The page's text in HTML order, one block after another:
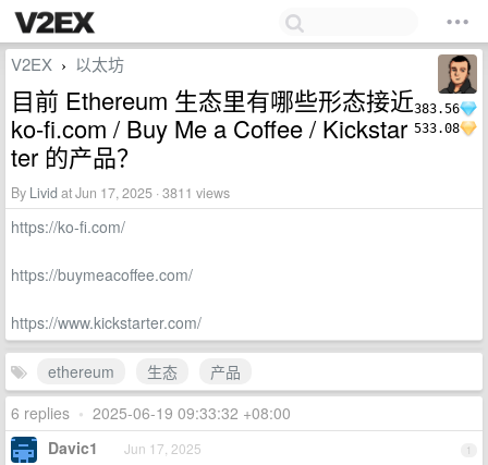
383.56
533.08
V2EX › 以太坊
目前 Ethereum 生态里有哪些形态接近
ko-fi.com / Buy Me a Coffee / Kickstar
ter 的产品？
By Livid at Jun 17, 2025 · 3811 views
https://ko-fi.com/
https://buymeacoffee.com/
https://www.kickstarter.com/
ethereum 生态
产品
6 replies • 2025-06-19 09:33:32 +08:00
1
Davic1 Jun 17, 2025